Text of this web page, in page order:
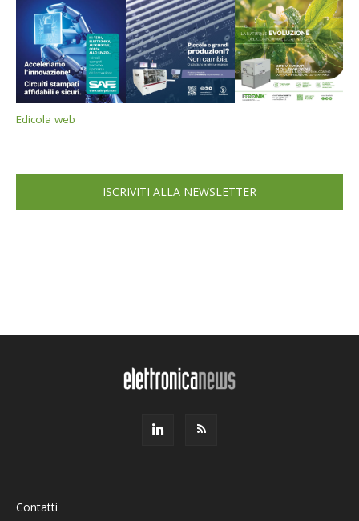
Edicola web
ISCRIVITI ALLA NEWSLETTER
Contatti